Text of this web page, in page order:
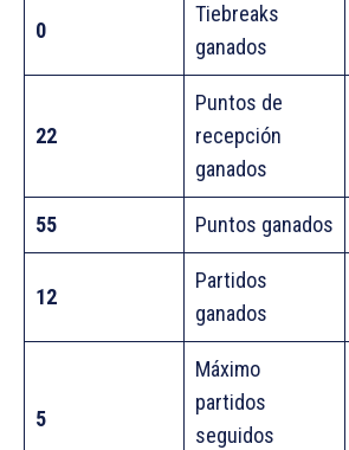
0
Tiebreaks
ganados
22
Puntos de
recepción
ganados
55 Puntos ganados
12
Partidos
ganados
5
Máximo
partidos
seguidos